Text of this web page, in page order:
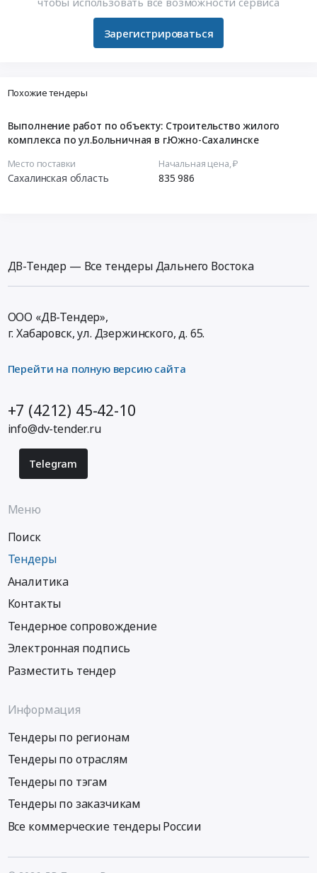
Зарегистрироваться
Похожие тендеры
Выполнение работ по объекту: Строительство жилого
комплекса по ул.Больничная в г.Южно-Сахалинске
Место поставки
Сахалинская область
Начальная цена, ₽
835 986
ДВ-Тендер — Все тендеры Дальнего Востока
ООО «ДВ-Тендер»,
г. Хабаровск,ул. Дзержинского, д. 65.
Перейти на полную версию сайта
+7 (4212) 45-42-10
info@dv-tender.ru
Telegram
Меню
Поиск
Тендеры
Аналитика
Контакты
Тендерное сопровождение
Электронная подпись
Разместить тендер
Информация
Тендеры по регионам
Тендеры по отраслям
Тендеры по тэгам
Тендеры по заказчикам
Все коммерческие тендеры России